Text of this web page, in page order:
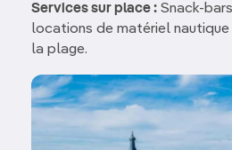
Services sur place : Snack-
locations de matériel
la plage.
Image